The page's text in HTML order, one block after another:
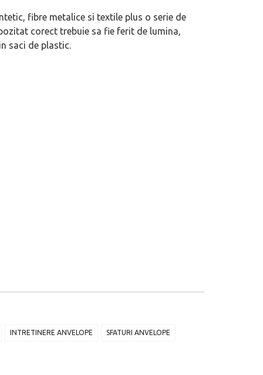
fibre metalice si textile plus o serie de
corect trebuie sa fie ferit de lumina,
saci de plastic.
INTRETINERE ANVELOPE SFATURI ANVELOPE